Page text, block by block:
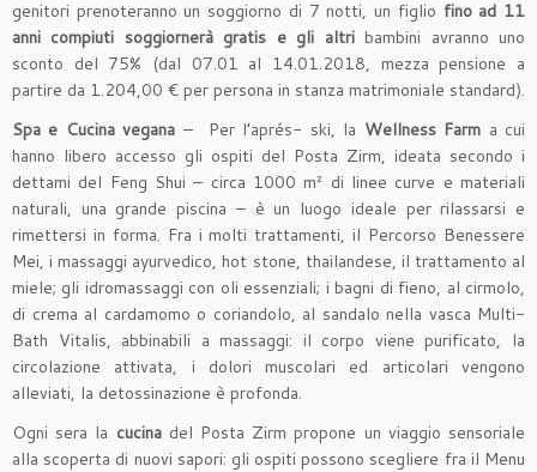
genitori prenoteranno un soggiorno di 7 notti, un figlio fino ad 11
anni compiuti soggiornerà gratis e gli altribambini avranno uno
sconto del 75% (dal 07.01 al 14.01.2018, mezza pensione a
partire da 1.204,00 € per persona in stanza matrimoniale standard).
Spa e Cucina vegana – Per l’aprés- ski, la Wellness Farm a cui
hanno libero accesso gli ospiti del Posta Zirm, ideata secondo i
dettami del Feng Shui – circa 1000 m² di linee curve e materiali
naturali, una grande piscina – è un luogo ideale per rilassarsi e
rimettersi in forma. Fra i molti trattamenti, il Percorso Benessere
Mei, i massaggi ayurvedico, hot stone, thailandese, il trattamento al
miele; gli idromassaggi con oli essenziali; i bagni di fieno, al cirmolo,
di crema al cardamomo o coriandolo, al sandalo nella vasca Multi-
Bath Vitalis, abbinabili a massaggi: il corpo viene purificato, la
circolazione attivata, i dolori muscolari ed articolari vengono
alleviati, la detossinazione è profonda.
Ogni sera la cucina del Posta Zirm propone un viaggio sensoriale
alla scoperta di nuovi sapori: gli ospiti possono scegliere fra il Menu